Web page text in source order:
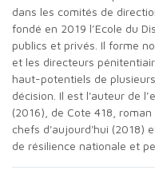
dans les comités de
fondé en 2019 l’Ecole du
publics et privés. Il forme
et les directeurs
haut-potentiels de
décision. Il est l'auteur de
(2016), de Cote 418,
chefs d'aujourd'hui (2018)
de résilience nationale et